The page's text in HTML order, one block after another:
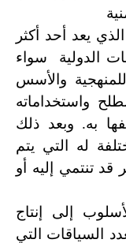
يعد أحد أكثر
الدولية سواء
للمنهجية والأسس
واستخداماته
به. وبعد ذلك
له التي يتم
قد تنتمي إليه أو
إلى إنتاج
السياقات التي